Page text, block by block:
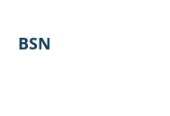
BSN